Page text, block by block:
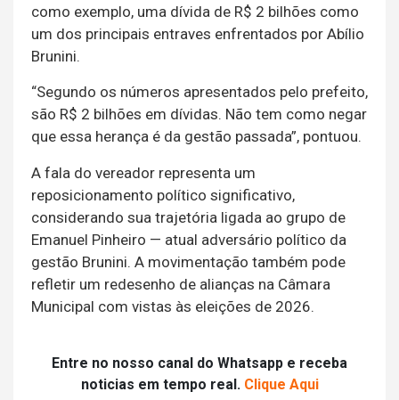
como exemplo, uma dívida de R$ 2 bilhões como
um dos principais entraves enfrentados por Abílio
Brunini.
“Segundo os números apresentados pelo prefeito,
são R$ 2 bilhões em dívidas. Não tem como negar
que essa herança é da gestão passada”, pontuou.
A fala do vereador representa um
reposicionamento político significativo,
considerando sua trajetória ligada ao grupo de
Emanuel Pinheiro — atual adversário político da
gestão Brunini. A movimentação também pode
refletir um redesenho de alianças na Câmara
Municipal com vistas às eleições de 2026.
Entre no nosso canal do Whatsapp e receba
noticias em tempo real. Clique Aqui